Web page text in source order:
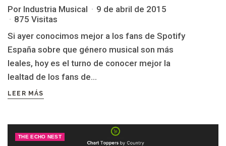
Por Industria Musical
9 de abril de 2015
875 Visitas
Si ayer conocimos mejor a los fans de Spotify
España sobre que género musical son más
leales, hoy es el turno de conocer mejor la
lealtad de los fans de...
LEER MÁS
THE ECHO NEST